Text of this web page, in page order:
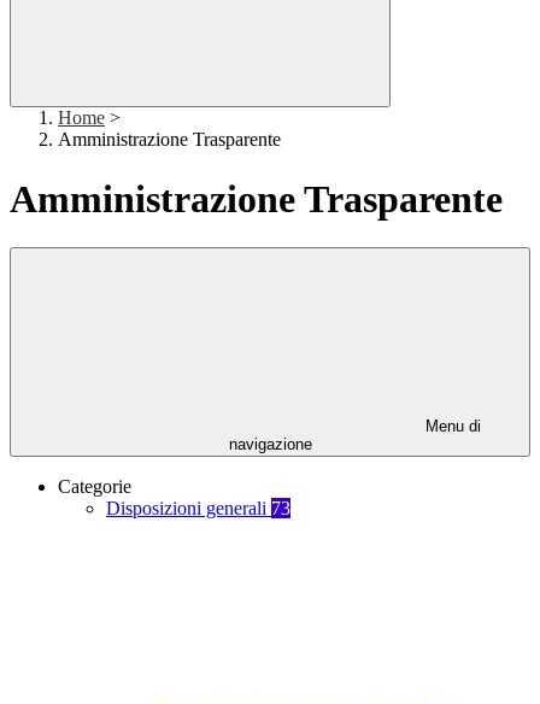
Home >
Amministrazione Trasparente
Amministrazione Trasparente
Menu di
navigazione
Categorie
Disposizioni generali 73